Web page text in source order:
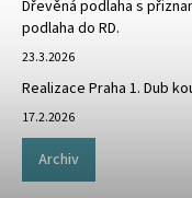
Dřevěná podlaha s
podlaha do RD.
23.3.2026
Realizace Praha 1. Dub
17.2.2026
Archiv